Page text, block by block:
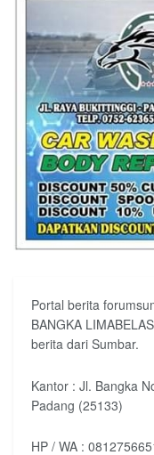
Portal berita
BANGKA
berita dari Sumbar.
Kantor : Jl. Bangka
Padang (25133)
HP / WA :